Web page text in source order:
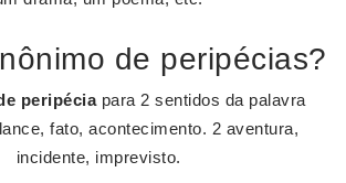
de peripécias?
peripéciapara 2 sentidos da palavra
fato, acontecimento. 2 aventura,
incidente, imprevisto.